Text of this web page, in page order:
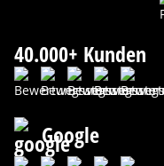
40.000+ Kunden
Google